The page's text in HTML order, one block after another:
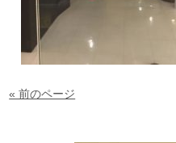
« 前のページ